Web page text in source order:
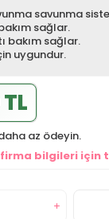
savunma
bakım sağlar.
bakım sağlar.
uygundur.
az ödeyin.
bilgileri için